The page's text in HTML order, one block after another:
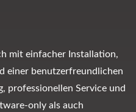
mit einfacher Installation,
einer benutzerfreundlichen
professionellen Service und
only als auch